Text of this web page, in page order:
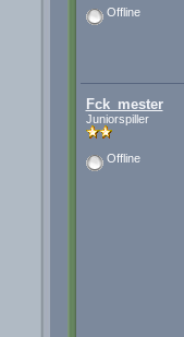
Offline
Fck_mester
Juniorspiller
Offline